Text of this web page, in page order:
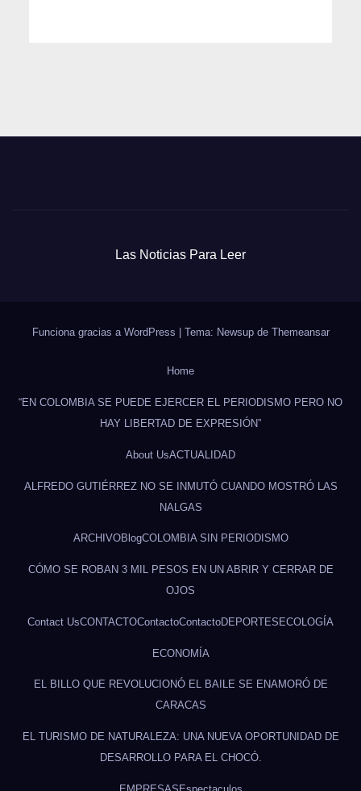
Las Noticias Para Leer
Funciona gracias a WordPress Tema: Newsup de Themeansar
Home
“EN COLOMBIA SE PUEDE EJERCER EL PERIODISMO PERO NO
HAY LIBERTAD DE EXPRESIÓN”
About UsACTUALIDAD
ALFREDO GUTIÉRREZ NO SE INMUTÓ CUANDO MOSTRÓ LAS
NALGAS
ARCHIVOBlogCOLOMBIA SIN PERIODISMO
CÓMO SE ROBAN 3 MIL PESOS EN UN ABRIR Y CERRAR DE
OJOS
Contact UsCONTACTOContactoContactoDEPORTES ECOLOGÍA
ECONOMÍA
EL BILLO QUE REVOLUCIONÓ EL BAILE SE ENAMORÓ DE
CARACAS
EL TURISMO DE NATURALEZA: UNA NUEVA OPORTUNIDAD DE
DESARROLLO PARA EL CHOCÓ.